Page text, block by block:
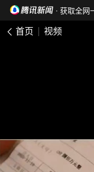
· 获取全网
首页 视频